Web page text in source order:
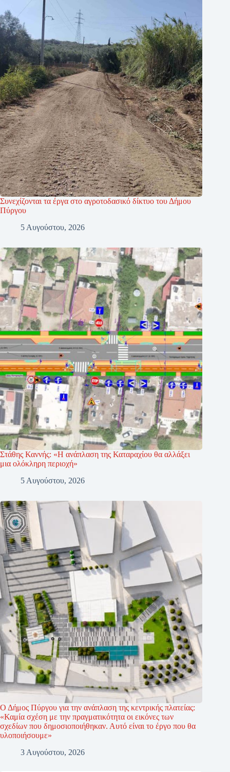
Συνεχίζονται τα έργα στο αγροτοδασικό δίκτυο του Δήμου
Πύργου
5 Αυγούστου, 2026
Στάθης Καννής: «Η ανάπλαση της Καταραχίου θα αλλάξει
μια ολόκληρη περιοχή»
5 Αυγούστου, 2026
Ο Δήμος Πύργου για την ανάπλαση της κεντρικής πλατείας:
«Καμία σχέση με την πραγματικότητα οι εικόνες των
σχεδίων που δημοσιοποιήθηκαν. Αυτό είναι το έργο που θα
υλοποιήσουμε»
3 Αυγούστου, 2026